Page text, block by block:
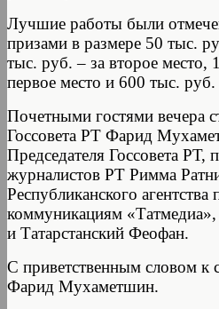
Лучшие работы были
призами в размере 50 тыс.
тыс. руб. – за второе место,
первое место и 600 тыс.
Почетными гостями вечера
Госсовета РТ Фарид
Председателя Госсовета РТ,
журналистов РТ Римма
Республиканского
коммуникациям
и Татарстанский Феофан.
С приветственным словом к
Фарид Мухаметшин.